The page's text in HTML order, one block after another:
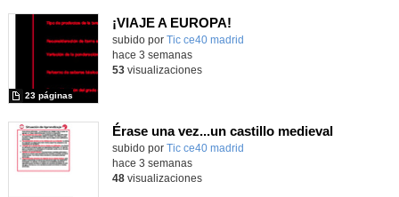
¡VIAJE A EUROPA!
subido por Tic ce40 madrid
23 páginas
hace 3 semanas
53visualizaciones
Érase una vez...un castillo medieval
subido por Tic ce40 madrid
hace 3 semanas
48visualizaciones